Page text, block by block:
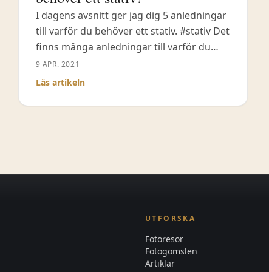
I dagens avsnitt ger jag dig 5 anledningar
till varför du behöver ett stativ. #stativ Det
finns många anledningar till varför du
behöver ett stativ. I denna video
koncentrerar jag mig på 5 stycken
en bonus! Dessutom visar jag dig vad jag
9 APR. 2021
Läs artikeln
UTFORSKA
Fotoresor
Fotogömslen
Artiklar